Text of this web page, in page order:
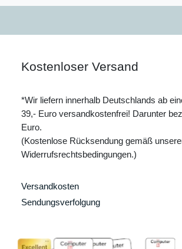
Kostenloser Versand
*Wir liefern innerhalb Deutschlands ab
39,- Euro versandkostenfrei! Darunter
Euro.
(Kostenlose Rücksendung gemäß
Widerrufsrechtsbedingungen.)
Versandkosten
Sendungsverfolgung